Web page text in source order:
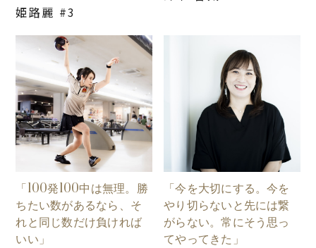
姫路麗 #3
「100発100中は無理。勝
ちたい数があるなら、そ
れと同じ数だけ負ければ
いい」
「今を大切にする。今を
やり切らないと先には繋
がらない。常にそう思っ
てやってきた」